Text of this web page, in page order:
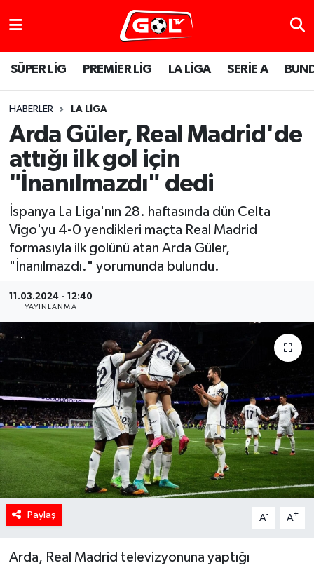
SÜPER LİG PREMİER LİG LA LİGA SERİE A
HABERLER LA LİGA
Arda Güler, Real Madrid'de
attığı ilk gol için
"İnanılmazdı" dedi
İspanya La Liga'nın 28. haftasında dün Celta
Vigo'yu 4-0 yendikleri maçta Real Madrid
formasıyla ilk golünü atan Arda Güler,
"İnanılmazdı." yorumunda bulundu.
11.03.2024 - 12:40
YAYINLANMA
Paylaş A- A+
Arda, Real Madrid televizyonuna yaptığı